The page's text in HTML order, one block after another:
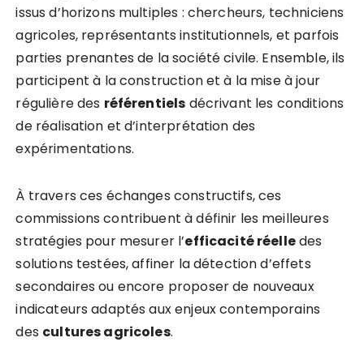
issus d’horizons multiples : chercheurs, techniciens
agricoles, représentants institutionnels, et parfois
parties prenantes de la société civile. Ensemble, ils
participent à la construction et à la mise à jour
régulière des référentiels décrivant les conditions
de réalisation et d’interprétation des
expérimentations.
À travers ces échanges constructifs, ces
commissions contribuent à définir les meilleures
stratégies pour mesurer l’efficacité réelledes
solutions testées, affiner la détection d’effets
secondaires ou encore proposer de nouveaux
indicateurs adaptés aux enjeux contemporains
des cultures agricoles.